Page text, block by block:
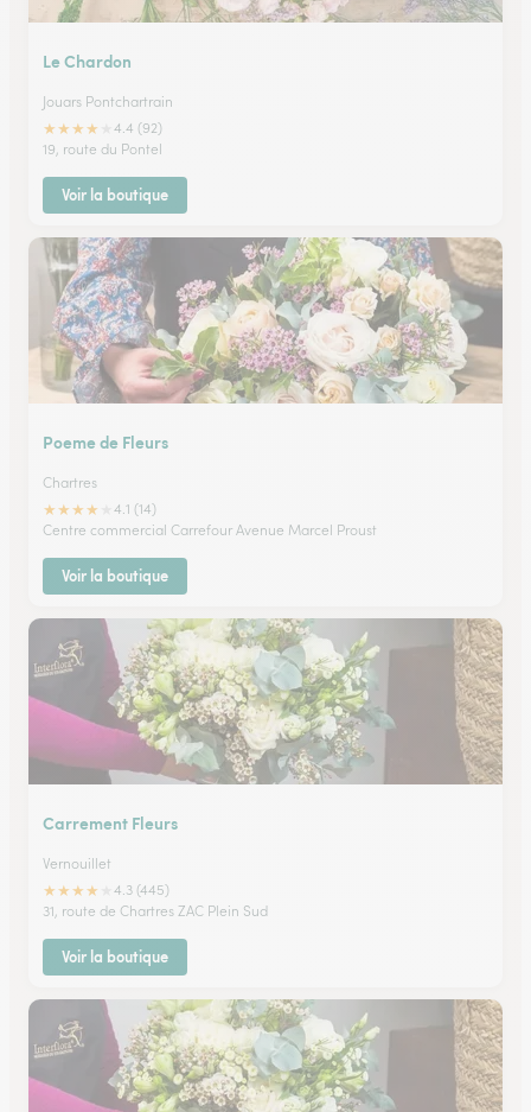
Le Chardon
Jouars Pontchartrain
★★★★
4.4 (92)
19, route du Pontel
Voir la boutique
Poeme de Fleurs
Chartres
★★★★
4.1 (14)
Centre commercial Carrefour Avenue Marcel Proust
Voir la boutique
Carrement Fleurs
Vernouillet
★★★★
4.3 (445)
31, route de Chartres ZAC Plein Sud
Voir la boutique